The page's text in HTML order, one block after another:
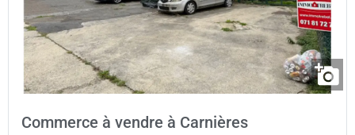
Commerce à vendre à Carnières